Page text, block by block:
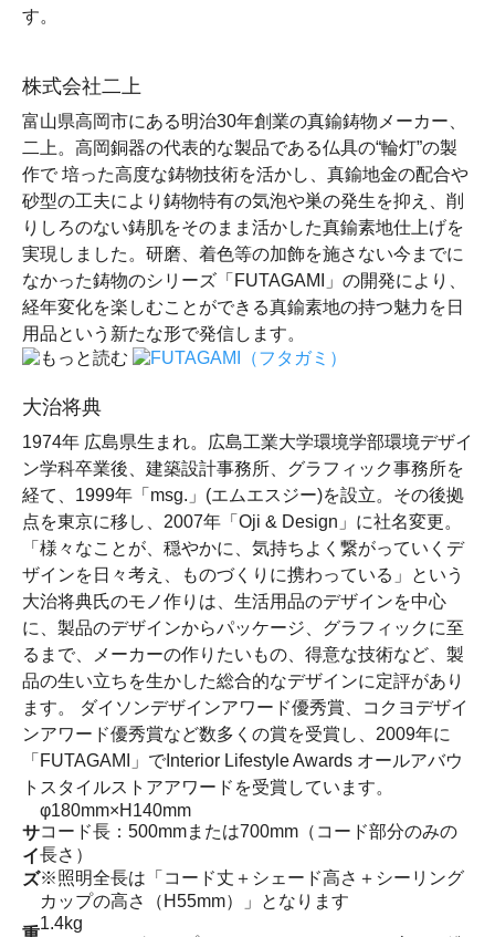
す。
株式会社二上
富山県高岡市にある明治30年創業の真鍮鋳物メーカー、
二上。高岡銅器の代表的な製品である仏具の“輪灯”の製
作で 培った高度な鋳物技術を活かし、真鍮地金の配合や
砂型の工夫により鋳物特有の気泡や巣の発生を抑え、削
りしろのない鋳肌をそのまま活かした真鍮素地仕上げを
実現しました。研磨、着色等の加飾を施さない今までに
なかった鋳物のシリーズ「FUTAGAMI」の開発により、
経年変化を楽しむことができる真鍮素地の持つ魅力を日
用品という新たな形で発信します。
大治将典
1974年 広島県生まれ。広島工業大学環境学部環境デザイ
ン学科卒業後、建築設計事務所、グラフィック事務所を
経て、1999年「msg.」(エムエスジー)を設立。その後拠
点を東京に移し、2007年「Oji & Design」に社名変更。
「様々なことが、穏やかに、気持ちよく繋がっていくデ
ザインを日々考え、ものづくりに携わっている」という
大治将典氏のモノ作りは、生活用品のデザインを中心
に、製品のデザインからパッケージ、グラフィックに至
るまで、メーカーの作りたいもの、得意な技術など、製
品の生い立ちを生かした総合的なデザインに定評があり
ます。 ダイソンデザインアワード優秀賞、コクヨデザイ
ンアワード優秀賞など数多くの賞を受賞し、2009年に
「FUTAGAMI」でInterior Lifestyle Awards オールアバウ
トスタイルストアアワードを受賞しています。
サ
イ
ズ
φ180mm×H140mm
コード長：500mmまたは700mm（コード部分のみの
長さ）
※照明全長は「コード丈＋シェード高さ＋シーリング
カップの高さ（H55mm）」となります
1.4kg